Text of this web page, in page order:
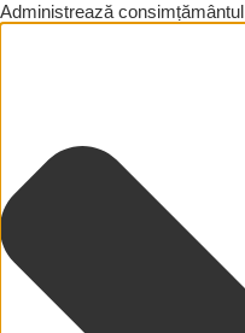
Administrează consimțământul